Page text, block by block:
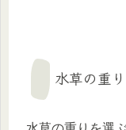
水草の重